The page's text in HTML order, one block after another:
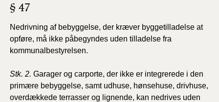
§ 47
Nedrivning af bebyggelse, der kræver byggetilladelse at
opføre, må ikke påbegyndes uden tilladelse fra
kommunalbestyrelsen.
Stk. 2. Garager og carporte, der ikke er integrerede i den
primære bebyggelse, samt udhuse, hønsehuse, drivhuse,
overdækkede terrasser og lignende, kan nedrives uden